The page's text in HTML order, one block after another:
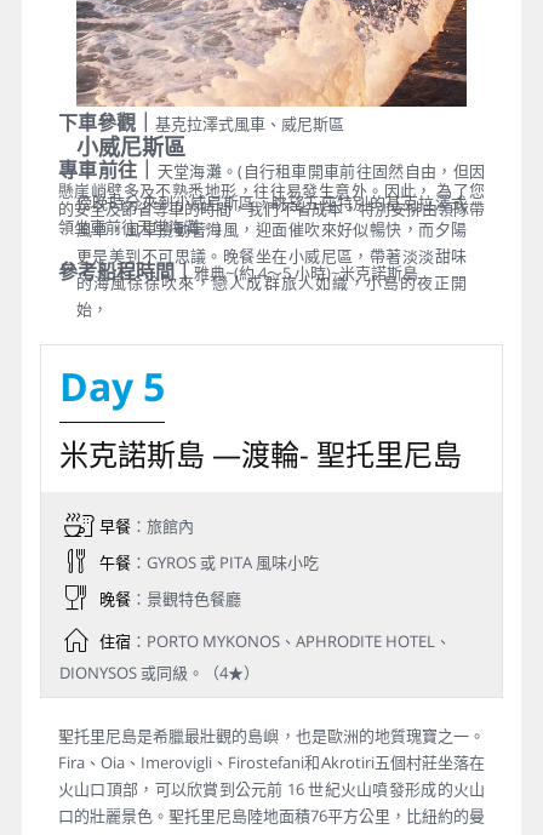
小威尼斯區
傍晚時分來到小威尼斯區，眺望五座特別的基克拉澤式
風車，風車攪動著海風，迎面催吹來好似暢快，而夕陽
更是美到不可思議。晚餐坐在小威尼區，帶著淡淡甜味
的海風徐徐吹來，戀人成群旅人如織，小島的夜正開
始，
下車參觀｜ 基克拉澤式風車、威尼斯區
專車前往｜ 天堂海灘。(自行租車開車前往固然自由，但因
懸崖峭壁多及不熟悉地形，往往易發生意外。因此， 為了您
的安全及節省等車的時間，我們不省成本，特別安排由領隊帶
領坐車前往天堂海灘。)
參考船程時間｜雅典~(約 4～5 小時)~米克諾斯島
Day 5
米克諾斯島 —渡輪- 聖托里尼島
早餐：旅館內
午餐：GYROS 或 PITA 風味小吃
晚餐：景觀特色餐廳
住宿：PORTO MYKONOS、APHRODITE HOTEL、
DIONYSOS 或同級。（4★）
聖托里尼島是希臘最壯觀的島嶼，也是歐洲的地質瑰寶之一。
Fira、Oia、Imerovigli、Firostefani和Akrotiri五個村莊坐落在
火山口頂部，可以欣賞到公元前 16 世紀火山噴發形成的火山
口的壯麗景色。聖托里尼島陸地面積76平方公里，比紐約的曼